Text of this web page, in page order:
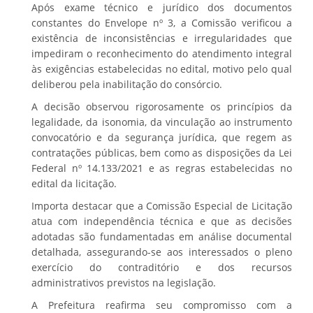
Após exame técnico e jurídico dos documentos
constantes do Envelope nº 3, a Comissão verificou a
existência de inconsistências e irregularidades que
impediram o reconhecimento do atendimento integral
às exigências estabelecidas no edital, motivo pelo qual
deliberou pela inabilitação do consórcio.
A decisão observou rigorosamente os princípios da
legalidade, da isonomia, da vinculação ao instrumento
convocatório e da segurança jurídica, que regem as
contratações públicas, bem como as disposições da Lei
Federal nº 14.133/2021 e as regras estabelecidas no
edital da licitação.
Importa destacar que a Comissão Especial de Licitação
atua com independência técnica e que as decisões
adotadas são fundamentadas em análise documental
detalhada, assegurando-se aos interessados o pleno
exercício do contraditório e dos recursos
administrativos previstos na legislação.
A Prefeitura reafirma seu compromisso com a